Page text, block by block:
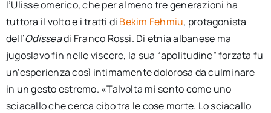
l’Ulisse omerico, che per almeno tre generazioni ha
tuttora il volto e i tratti di Bekim Fehmiu, protagonista
dell’Odisseadi Franco Rossi. Di etnia albanese ma
jugoslavo fin nelle viscere, la sua “apolitudine” forzata fu
un’esperienza così intimamente dolorosa da culminare
in un gesto estremo. «Talvolta mi sento come uno
sciacallo che cerca cibo tra le cose morte. Lo sciacallo